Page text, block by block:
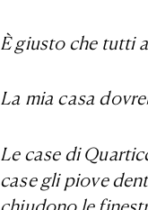
È giusto che tutti
La mia casa
Le case di
case gli piove